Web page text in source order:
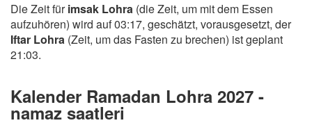
Die Zeit fürimsak Lohra (die Zeit, um mit dem Essen
aufzuhören) wird auf 03:17, geschätzt, vorausgesetzt, der
Iftar Lohra (Zeit, um das Fasten zu brechen) ist geplant
21:03.
Kalender Ramadan Lohra 2027 -
namaz saatleri